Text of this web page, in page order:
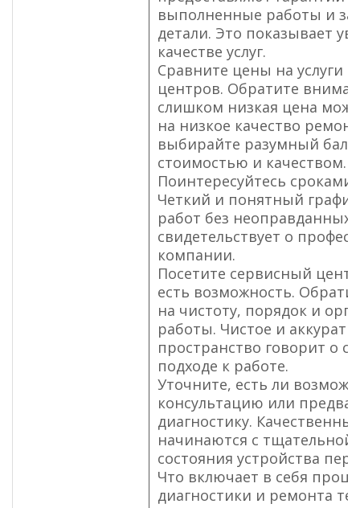
выполненные работы и
детали. Это показывает
качестве услуг.
Сравните цены на услуги
центров. Обратите
слишком низкая цена
на низкое качество
выбирайте разумный
стоимостью и качеством.
Поинтересуйтесь сроками
Четкий и понятный
работ без неоправданных
свидетельствует о
компании.
Посетите сервисный
есть возможность.
на чистоту, порядок и
работы. Чистое и
пространство говорит о
подходе к работе.
Уточните, есть ли
консультацию или
диагностику.
начинаются с тщательной
состояния устройства
Что включает в себя
диагностики и ремонта